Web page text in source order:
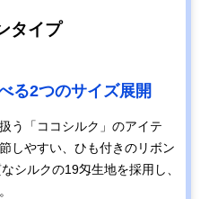
タイプ
る2つのサイズ展開
う「ココシルク」のアイテ
しやすい、ひも付きのリボン
シルクの19匁生地を採用し、